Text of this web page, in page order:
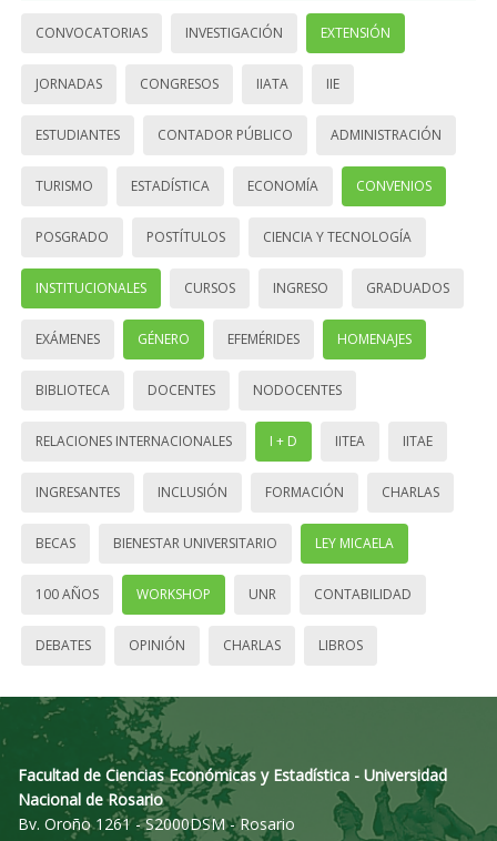
CONVOCATORIAS INVESTIGACIÓN EXTENSIÓN
JORNADAS CONGRESOS IIATA IIE
ESTUDIANTES CONTADOR PÚBLICO ADMINISTRACIÓN
TURISMO ESTADÍSTICA ECONOMÍA CONVENIOS
POSGRADO POSTÍTULOS CIENCIA Y TECNOLOGÍA
INSTITUCIONALES CURSOS INGRESO GRADUADOS
EXÁMENES GÉNERO EFEMÉRIDES HOMENAJES
BIBLIOTECA DOCENTES NODOCENTES
RELACIONES INTERNACIONALES I + D IITEA IITAE
INGRESANTES INCLUSIÓN FORMACIÓN CHARLAS
BECAS BIENESTAR UNIVERSITARIO LEY MICAELA
100 AÑOS WORKSHOP UNR CONTABILIDAD
DEBATES OPINIÓN CHARLAS LIBROS
Facultad de Ciencias Económicas y Estadística - Universidad
Nacional de Rosario
Bv. Oroño 1261 - S2000DSM - Rosario